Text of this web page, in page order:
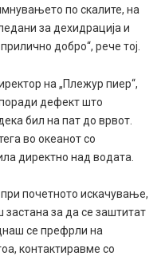
по скалите, на
за дехидрација и
добро“, рече тој.
на „Плежур пиер“,
дефект што
бил на пат до врвот.
во океанот со
директно над водата.
почетното искачување,
застана за да се заштитат
се префрли на
контактиравме со